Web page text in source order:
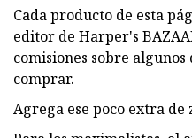
Cada producto de esta
editor de Harper's
comisiones sobre
comprar.
Agrega ese poco extra de